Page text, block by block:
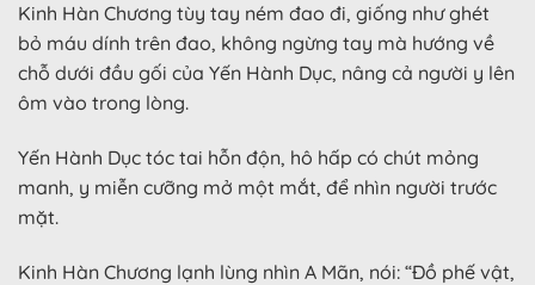
Kinh Hàn Chương tùy tay ném đao đi, giống như ghét
bỏ máu dính trên đao, không ngừng tay mà hướng về
chỗ dưới đầu gối của Yến Hành Dục, nâng cả người y lên
ôm vào trong lòng.
Yến Hành Dục tóc tai hỗn độn, hô hấp có chút mỏng
manh, y miễn cưỡng mở một mắt, để nhìn người trước
mặt.
Kinh Hàn Chương lạnh lùng nhìn A Mãn, nói: “Đồ phế vật,